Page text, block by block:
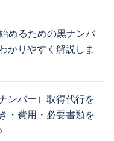
めるための黒ナンバ
かりやすく解説しま
ンバー）取得代行を
・費用・必要書類を